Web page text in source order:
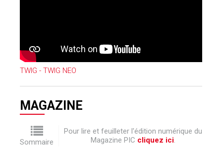
TWIG - TWIG NEO
MAGAZINE
Sommaire
Pour lire et feuilleter l'édition numérique du
Magazine PIC cliquez ici.